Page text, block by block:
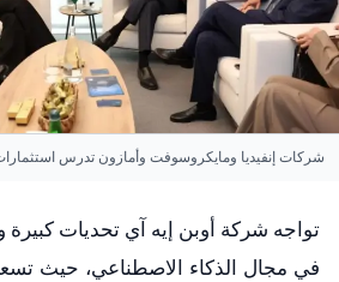
شركات إنفيديا ومايكروسوفت وأمازون تدرس
تواجه شركة أوبن إيه آي تحديات كبيرة
في مجال الذكاء الاصطناعي، حيث